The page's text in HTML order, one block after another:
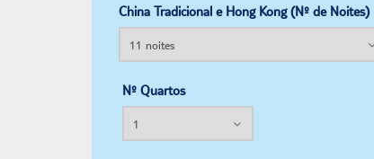
China Tradicional e Hong Kong (Nº de Noites)
Nº Quartos